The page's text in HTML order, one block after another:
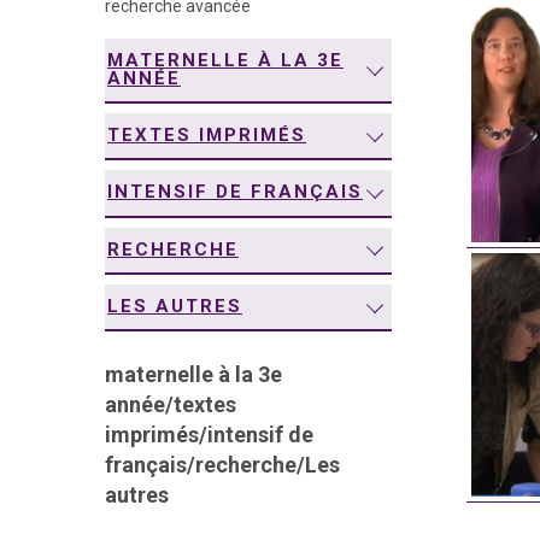
recherche avancée
MATERNELLE À LA 3E
ANNÉE
TEXTES IMPRIMÉS
INTENSIF DE FRANÇAIS
RECHERCHE
LES AUTRES
maternelle à la 3e
année/textes
imprimés/intensif de
français/recherche/Les
autres